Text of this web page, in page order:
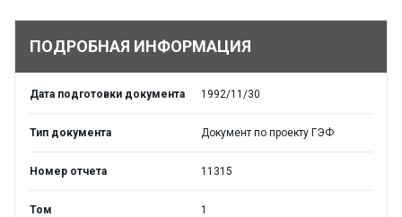
ПОДРОБНАЯ ИНФОРМАЦИЯ
Дата подготовки документа 1992/11/30
Тип документа Документ по проекту ГЭФ
Номер отчета 11315
Том 1